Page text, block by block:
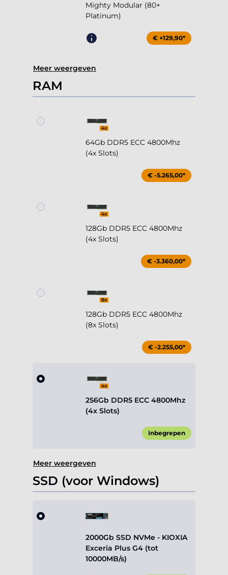
Mighty Modular (80+
Platinum)
€ +129,90*
Meer weergeven
RAM
64Gb DDR5 ECC 4800Mhz
(4x Slots)
€ -5.265,00*
128Gb DDR5 ECC 4800Mhz
(4x Slots)
€ -3.360,00*
128Gb DDR5 ECC 4800Mhz
(8x Slots)
€ -2.255,00*
256Gb DDR5 ECC 4800Mhz
(4x Slots)
Inbegrepen
Meer weergeven
SSD (voor Windows)
2000Gb SSD NVMe - KIOXIA
Exceria Plus G4 (tot
10000MB/s)